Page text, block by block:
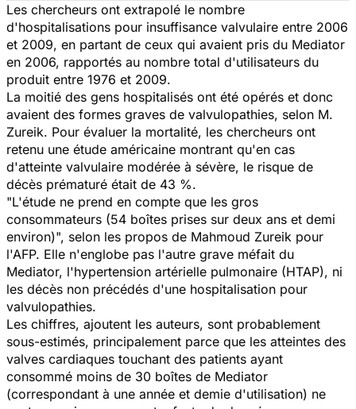
Les chercheurs ont extrapolé le nombre
d'hospitalisations pour insuffisance valvulaire entre 2006
et 2009, en partant de ceux qui avaient pris du Mediator
en 2006, rapportés au nombre total d'utilisateurs du
produit entre 1976 et 2009.
La moitié des gens hospitalisés ont été opérés et donc
avaient des formes graves de valvulopathies, selon M.
Zureik. Pour évaluer la mortalité, les chercheurs ont
retenu une étude américaine montrant qu'en cas
d'atteinte valvulaire modérée à sévère, le risque de
décès prématuré était de 43 %.
"L'étude ne prend en compte que les gros
consommateurs (54 boîtes prises sur deux ans et demi
environ)", selon les propos de Mahmoud Zureik pour
l'AFP. Elle n'englobe pas l'autre grave méfait du
Mediator, l'hypertension artérielle pulmonaire (HTAP), ni
les décès non précédés d'une hospitalisation pour
valvulopathies.
Les chiffres, ajoutent les auteurs, sont probablement
sous-estimés, principalement parce que les atteintes des
valves cardiaques touchant des patients ayant
consommé moins de 30 boîtes de Mediator
(correspondant à une année et demie d'utilisation) ne